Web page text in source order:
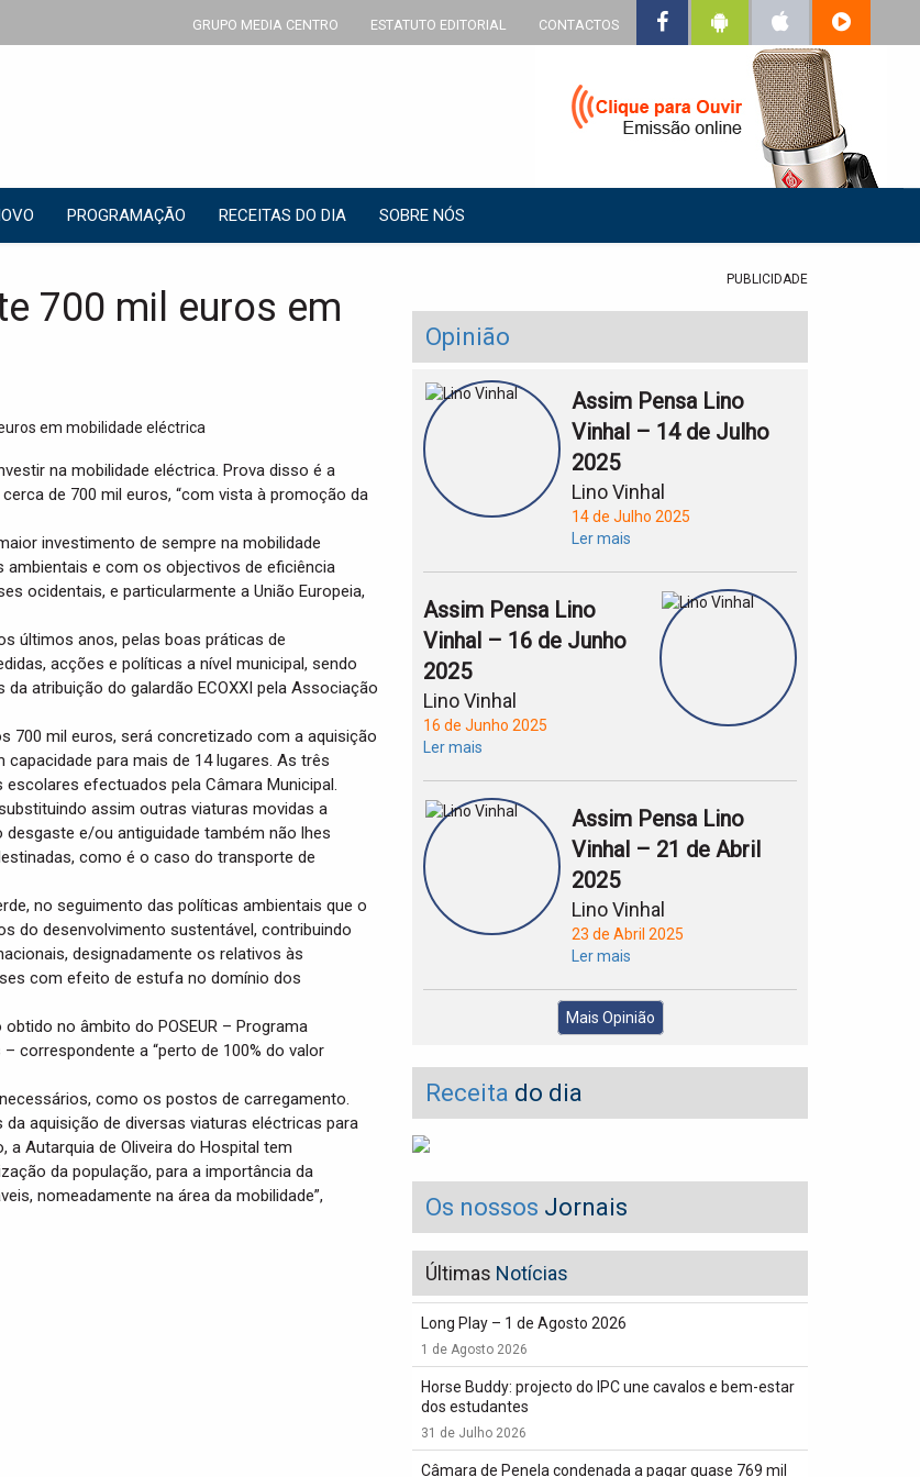
GRUPO MEDIA CENTRO ESTATUTO EDITORIAL CONTACTOS
PROGRAMAÇÃO RECEITAS DO DIA SOBRE NÓS
700 mil euros em
na mobilidade eléctrica. Prova disso é a
de 700 mil euros, “com vista à promoção da
investimento de sempre na mobilidade
ambientais e com os objectivos de eficiência
ocidentais, e particularmente a União Europeia,
últimos anos, pelas boas práticas de
acções e políticas a nível municipal, sendo
atribuição do galardão ECOXXI pela Associação
700 mil euros, será concretizado com a aquisição
para mais de 14 lugares. As três
efectuados pela Câmara Municipal.
assim outras viaturas movidas a
e/ou antiguidade também não lhes
como é o caso do transporte de
no seguimento das políticas ambientais que o
do desenvolvimento sustentável, contribuindo
designadamente os relativos às
com efeito de estufa no domínio dos
no âmbito do POSEUR – Programa
correspondente a “perto de 100% do valor
como os postos de carregamento.
aquisição de diversas viaturas eléctricas para
Autarquia de Oliveira do Hospital tem
da população, para a importância da
nomeadamente na área da mobilidade”,
PUBLICIDADE
Opinião
Assim Pensa Lino
Vinhal – 14 de Julho
2025
Lino Vinhal
14 de Julho 2025
Ler mais
Assim Pensa Lino
Vinhal – 16 de Junho
2025
Lino Vinhal
16 de Junho 2025
Ler mais
Assim Pensa Lino
Vinhal – 21 de Abril
2025
Lino Vinhal
23 de Abril 2025
Ler mais
Mais Opinião
Receita do dia
Os nossos Jornais
Últimas Notícias
Long Play – 1 de Agosto 2026
1 de Agosto 2026
Horse Buddy: projecto do IPC une cavalos e bem-estar
dos estudantes
31 de Julho 2026
Câmara de Penela condenada a pagar quase 769 mil